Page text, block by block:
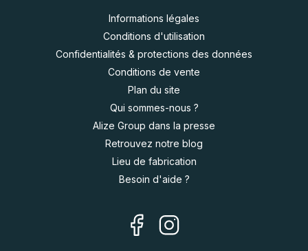
Informations légales
Conditions d'utilisation
Confidentialités & protections des données
Conditions de vente
Plan du site
Qui sommes-nous ?
Alize Group dans la presse
Retrouvez notre blog
Lieu de fabrication
Besoin d'aide ?